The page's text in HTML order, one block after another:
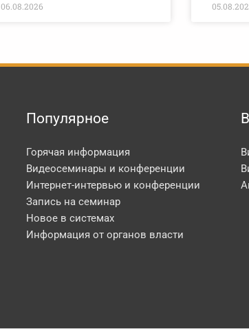
06.08.2026
Популярное
Горячая информация
Видеосеминары и конференции
Интернет-интервью и конференции
Запись на семинар
Новое в системах
Информация от органов власти